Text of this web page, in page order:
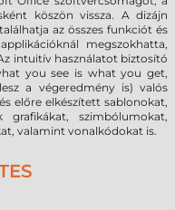
köszön vissza. A dizájn
az összes funkciót és
megszokhatta,
intuitív használatot biztosító
you see is what you get,
a végeredmény is) valós
előre elkészített sablonokat,
grafikákat, szimbólumokat,
valamint vonalkódokat is.